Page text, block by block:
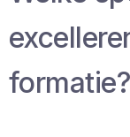
formatie?